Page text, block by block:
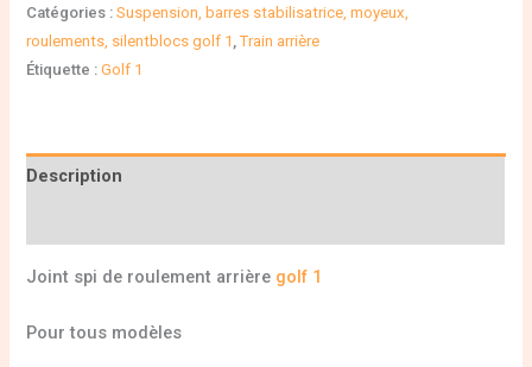
Catégories :Suspension, barres stabilisatrice, moyeux,
roulements, silentblocs golf 1 ,Train arrière
Étiquette :Golf 1
Description
Joint spi de roulement arrière golf 1
Pour tous modèles